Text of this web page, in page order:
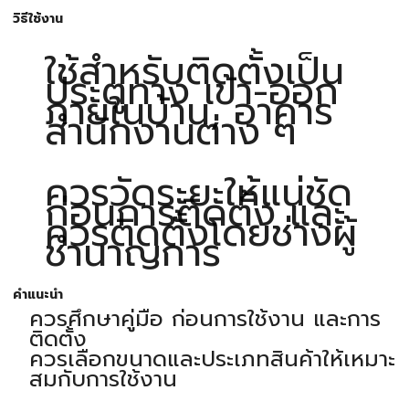
วิธีใช้งาน
ใช้สำหรับติดตั้งเป็น
ประตูทาง เข้า-ออก
ภายในบ้าน, อาคาร
สำนักงานต่าง ๆ
ควรวัดระยะให้แน่ชัด
ก่อนการติดตั้ง และ
ควรติดตั้งโดยช่างผู้
ชำนาญการ
คำแนะนำ
ควรศึกษาคู่มือ ก่อนการใช้งาน และการ
ติดตั้ง
ควรเลือกขนาดและประเภทสินค้าให้เหมาะ
สมกับการใช้งาน